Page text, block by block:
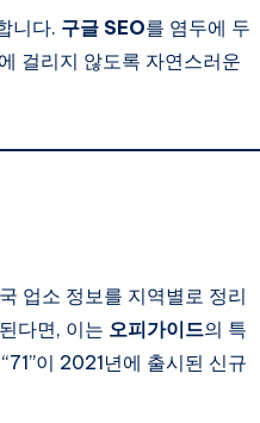
니다. 구글 SEO를 염두에 두
걸리지 않도록 자연스러운
업소 정보를 지역별로 정리
다면, 이는 오피가이드의 특
이 2021년에 출시된 신규